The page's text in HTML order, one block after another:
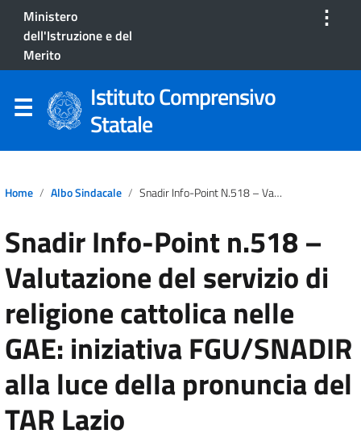
Ministero
dell'Istruzione e del
Merito
⋮
Istituto Comprensivo
Statale
Home Albo Sindacale Snadir Info-Point N.518 – Valutazione Del Servizio Di Religione Cattolica Nelle GAE: Iniziativa FGU/SNADIR Alla Luce Della Pronuncia Del TAR Lazio
Snadir Info-Point n.518 –
Valutazione del servizio di
religione cattolica nelle
GAE: iniziativa FGU/SNADIR
alla luce della pronuncia del
TAR Lazio